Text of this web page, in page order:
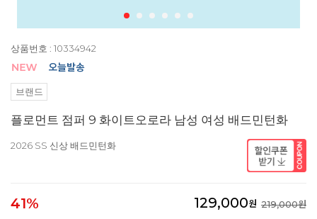
상품번호 : 10334942
브랜드
플로먼트 점퍼 9 화이트오로라 남성 여성 배드민턴화
2026 SS 신상 배드민턴화
41% 129,000원 219,000원